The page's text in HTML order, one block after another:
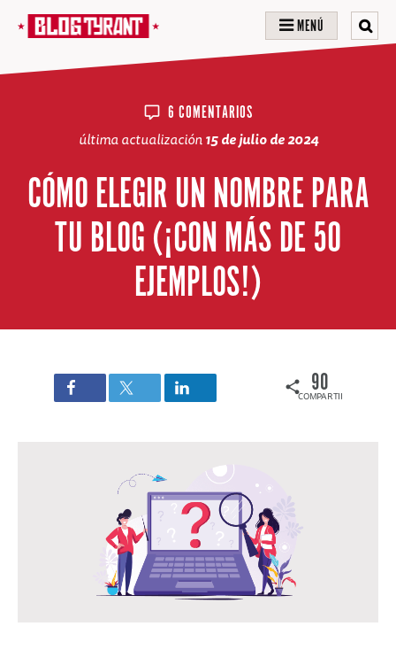
MENÚ
6 COMENTARIOS
última actualización15 de julio de 2024
CÓMO ELEGIR UN NOMBRE PARA
TU BLOG (¡CON MÁS DE 50
EJEMPLOS!)
COMPARTIDOS
90